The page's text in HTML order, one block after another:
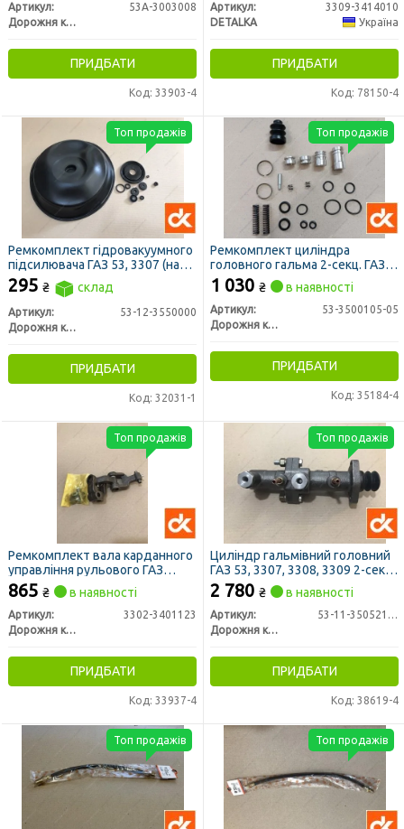
Артикул:
53А-3003008
Дорожня карта
ПРИДБАТИ
Код: 33903-4
Артикул:
3309-3414010
DETALKA
Україна
ПРИДБАТИ
Код: 78150-4
Ремкомплект гідровакуумного
підсилювача ГАЗ 53, 3307 (на
гідровакуум ДК, мембрана без
отвору) (ДК)
295 ₴ склад
Артикул:
53-12-3550000
Дорожня карта
ПРИДБАТИ
Код: 32031-1
Топ продажів
Ремкомплект циліндра
головного гальма 2-секц. ГАЗ
53, 3307 (повний) (ДК)
1 030 ₴ в наявності
Артикул:
53-3500105-05
Дорожня карта
ПРИДБАТИ
Код: 35184-4
Топ продажів
Ремкомплект вала карданного
управління рульового ГАЗ
3302, ГАЗЕЛЬ (ніжня частина)
(ДК)
865 ₴ в наявності
Артикул:
3302-3401123
Дорожня карта
ПРИДБАТИ
Код: 33937-4
Топ продажів
Циліндр гальмівний головний
ГАЗ 53, 3307, 3308, 3309 2-секц.
(без бачка) (ДК)
2 780 ₴ в наявності
Артикул:
53-11-3505211-01
Дорожня карта
ПРИДБАТИ
Код: 38619-4
Топ продажів
Топ продажів Топ продажів